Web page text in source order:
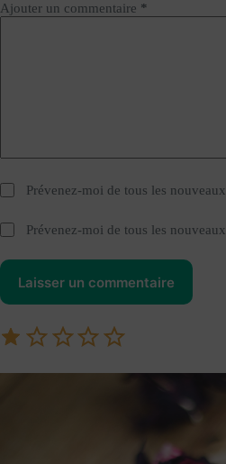
Ajouter un commentaire *
Prévenez-moi de tous les
Prévenez-moi de tous les
Laisser un commentaire